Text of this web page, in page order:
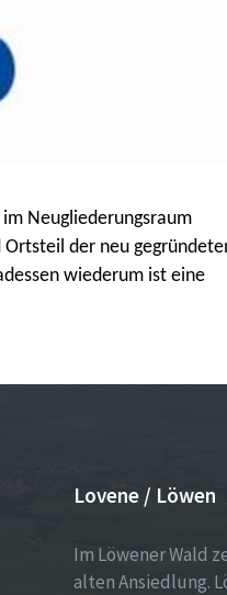
Neugliederungsraum
der neu
wiederum ist eine
Lovene / Löwen
Im Löwener Wald
alten Ansiedlung.